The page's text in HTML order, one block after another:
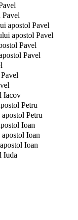
Pavel
apostol Pavel
apostol Pavel
Pavel
Pavel
Iacov
Petru
Petru
Ioan
Ioan
Ioan
Iuda